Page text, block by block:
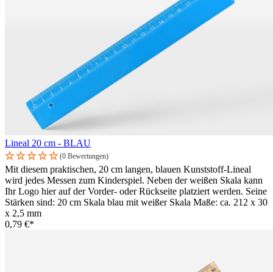
Lineal 20 cm - BLAU
(0 Bewertungen)
Mit diesem praktischen, 20 cm langen, blauen Kunststoff-Lineal
wird jedes Messen zum Kinderspiel. Neben der weißen Skala kann
Ihr Logo hier auf der Vorder- oder Rückseite platziert werden. Seine
Stärken sind: 20 cm Skala blau mit weißer Skala Maße: ca. 212 x 30
x 2,5 mm
0,79 €*